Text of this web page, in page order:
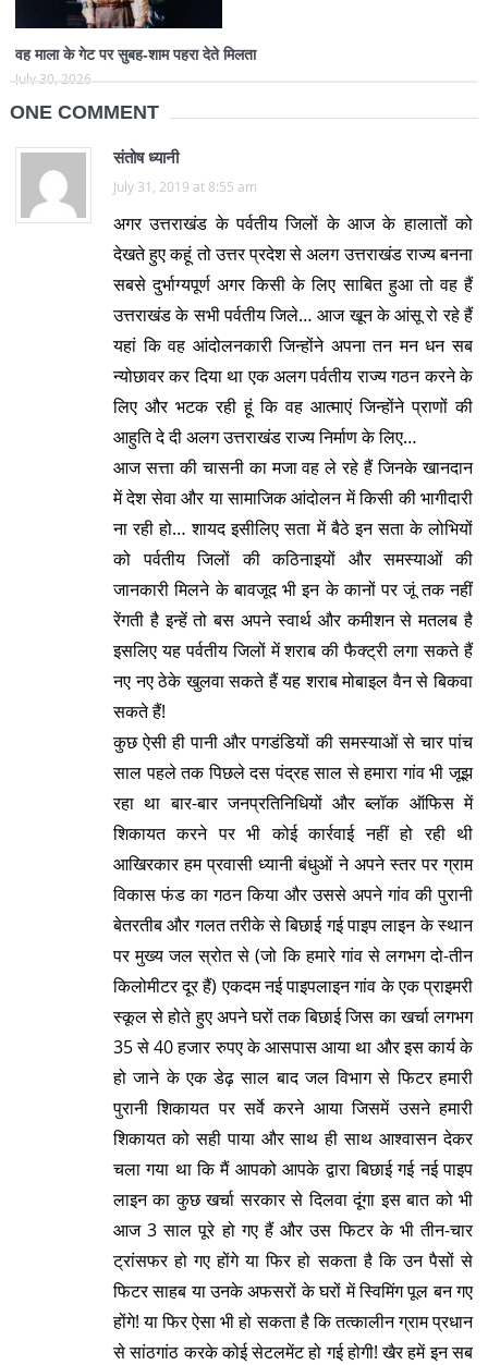
वह माला के गेट पर सुबह-शाम पहरा देते मिलता
July 30, 2026
ONE COMMENT
संतोष ध्यानी
July 31, 2019 at 8:55 am
अगर उत्तराखंड के पर्वतीय जिलों के आज के हालातों को
देखते हुए कहूं तो उत्तर प्रदेश से अलग उत्तराखंड राज्य बनना
सबसे दुर्भाग्यपूर्ण अगर किसी के लिए साबित हुआ तो वह हैं
उत्तराखंड के सभी पर्वतीय जिले… आज खून के आंसू रो रहे हैं
यहां कि वह आंदोलनकारी जिन्होंने अपना तन मन धन सब
न्योछावर कर दिया था एक अलग पर्वतीय राज्य गठन करने के
लिए और भटक रही हूं कि वह आत्माएं जिन्होंने प्राणों की
आहुति दे दी अलग उत्तराखंड राज्य निर्माण के लिए…
आज सत्ता की चासनी का मजा वह ले रहे हैं जिनके खानदान
में देश सेवा और या सामाजिक आंदोलन में किसी की भागीदारी
ना रही हो… शायद इसीलिए सता में बैठे इन सता के लोभियों
को पर्वतीय जिलों की कठिनाइयों और समस्याओं की
जानकारी मिलने के बावजूद भी इन के कानों पर जूं तक नहीं
रेंगती है इन्हें तो बस अपने स्वार्थ और कमीशन से मतलब है
इसलिए यह पर्वतीय जिलों में शराब की फैक्ट्री लगा सकते हैं
नए नए ठेके खुलवा सकते हैं यह शराब मोबाइल वैन से बिकवा
सकते हैं!
कुछ ऐसी ही पानी और पगडंडियों की समस्याओं से चार पांच
साल पहले तक पिछले दस पंद्रह साल से हमारा गांव भी जूझ
रहा था बार-बार जनप्रतिनिधियों और ब्लॉक ऑफिस में
शिकायत करने पर भी कोई कार्रवाई नहीं हो रही थी
आखिरकार हम प्रवासी ध्यानी बंधुओं ने अपने स्तर पर ग्राम
विकास फंड का गठन किया और उससे अपने गांव की पुरानी
बेतरतीब और गलत तरीके से बिछाई गई पाइप लाइन के स्थान
पर मुख्य जल स्रोत से (जो कि हमारे गांव से लगभग दो-तीन
किलोमीटर दूर हैं) एकदम नई पाइपलाइन गांव के एक प्राइमरी
स्कूल से होते हुए अपने घरों तक बिछाई जिस का खर्चा लगभग
35 से 40 हजार रुपए के आसपास आया था और इस कार्य के
हो जाने के एक डेढ़ साल बाद जल विभाग से फिटर हमारी
पुरानी शिकायत पर सर्वे करने आया जिसमें उसने हमारी
शिकायत को सही पाया और साथ ही साथ आश्वासन देकर
चला गया था कि मैं आपको आपके द्वारा बिछाई गई नई पाइप
लाइन का कुछ खर्चा सरकार से दिलवा दूंगा इस बात को भी
आज 3 साल पूरे हो गए हैं और उस फिटर के भी तीन-चार
ट्रांसफर हो गए होंगे या फिर हो सकता है कि उन पैसों से
फिटर साहब या उनके अफसरों के घरों में स्विमिंग पूल बन गए
होंगे! या फिर ऐसा भी हो सकता है कि तत्कालीन ग्राम प्रधान
से सांठगांठ करके कोई सेटलमेंट हो गई होगी! खैर हमें इन सब